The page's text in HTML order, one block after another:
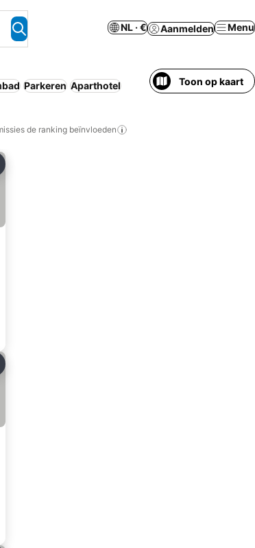
NL · € Aanmelden Menu
Parkeren Aparthotel Toon op kaart
de ranking beïnvloeden
aan favorieten
aan favorieten